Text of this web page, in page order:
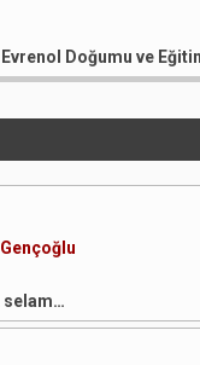
Doğumu ve
selam…